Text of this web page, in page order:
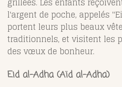
l'argent de poche, appelés
portent leurs plus beaux
traditionnels, et visitent les
des vœux de bonheur.
Eid al-Adha (Aïd al-Adha)